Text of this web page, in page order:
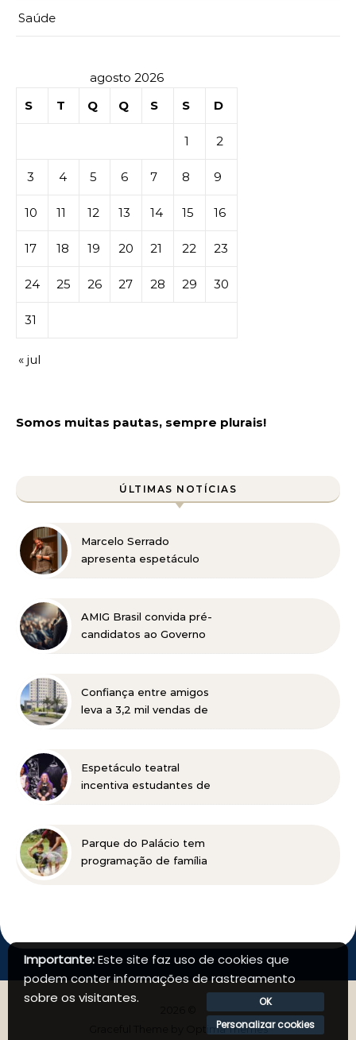
Saúde
agosto 2026
S
T Q Q S S D
1 2
3 4 5 6 7 8 9
10 11 12 13 14 15 16
17 18 19 20 21 22 23
24 25 26 27 28 29 30
31
« jul
Somos muitas pautas, sempre plurais!
ÚLTIMAS NOTÍCIAS
Marcelo Serrado
apresenta espetáculo
AMIG Brasil convida pré-
candidatos ao Governo
para os municípios
mineradores e afetados
Confiança entre amigos
leva a 3,2 mil vendas de
Espetáculo teatral
incentiva estudantes de
profissional
Parque do Palácio tem
programação de família
Optima Themes
Importante:Este site faz uso de cookies que
podem conter informações de rastreamento
sobre os visitantes.
OK
Personalizar cookies